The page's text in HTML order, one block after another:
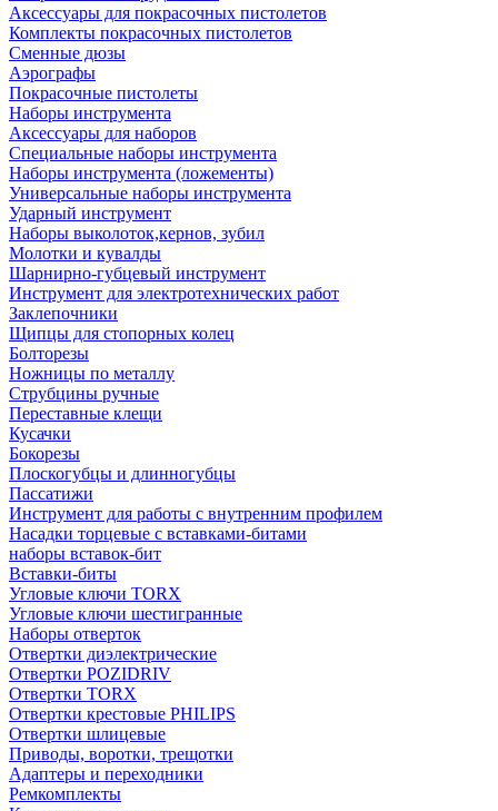
Аксессуары для покрасочных пистолетов
Комплекты покрасочных пистолетов
Сменные дюзы
Аэрографы
Покрасочные пистолеты
Наборы инструмента
Аксессуары для наборов
Специальные наборы инструмента
Наборы инструмента (ложементы)
Универсальные наборы инструмента
Ударный инструмент
Наборы выколоток,кернов, зубил
Молотки и кувалды
Шарнирно-губцевый инструмент
Инструмент для электротехнических работ
Заклепочники
Щипцы для стопорных колец
Болторезы
Ножницы по металлу
Струбцины ручные
Переставные клещи
Кусачки
Бокорезы
Плоскогубцы и длинногубцы
Пассатижи
Инструмент для работы с внутренним профилем
Насадки торцевые с вставками-битами
наборы вставок-бит
Вставки-биты
Угловые ключи TORX
Угловые ключи шестигранные
Наборы отверток
Отвертки диэлектрические
Отвертки POZIDRIV
Отвертки TORX
Отвертки крестовые PHILIPS
Отвертки шлицевые
Приводы, воротки, трещотки
Адаптеры и переходники
Ремкомплекты